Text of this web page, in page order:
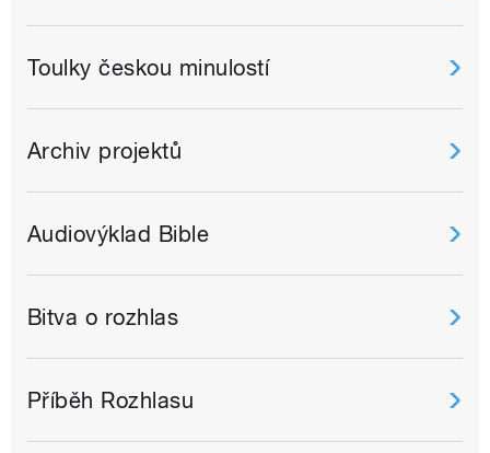
Toulky českou minulostí
Archiv projektů
Audiovýklad Bible
Bitva o rozhlas
Příběh Rozhlasu